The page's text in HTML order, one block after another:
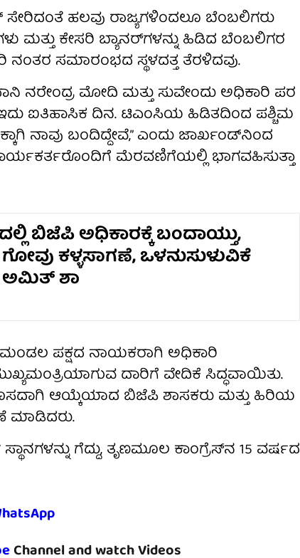
ಹಲವು ರಾಜ್ಯಗಳಿಂದಲೂ ಬೆಂಬಲಿಗರು
ಮತ್ತು ಕೇಸರಿ ಬ್ಯಾನರ್‌ಗಳನ್ನು ಹಿಡಿದ ಬೆಂಬಲಿಗರ
ನಂತರ ಸಮಾರಂಭದ ಸ್ಥಳದತ್ತ ತೆರಳಿದವು.
ನರೇಂದ್ರ ಮೋದಿ ಮತ್ತು ಸುವೇಂದು ಅಧಿಕಾರಿ ಪರ
ಐತಿಹಾಸಿಕ ದಿನ. ಟಿಎಂಸಿಯ ಹಿಡಿತದಿಂದ ಪಶ್ಚಿಮ
ನಾವು ಬಂದಿದ್ದೇವೆ,” ಎಂದು ಜಾರ್ಖಂಡ್‌ನಿಂದ
ಮೆರವಣಿಗೆಯಲ್ಲಿ ಭಾಗವಹಿಸುತ್ತಾ
ಬಿಜೆಪಿ ಅಧಿಕಾರಕ್ಕೆ ಬಂದಾಯ್ತು,
ಗೋವು ಕಳ್ಳಸಾಗಣೆ, ಒಳನುಸುಳುವಿಕೆ
ಅಮಿತ್ ಶಾ
ಪಕ್ಷದ ನಾಯಕರಾಗಿ ಅಧಿಕಾರಿ
ದಾರಿಗೆ ವೇದಿಕೆ ಸಿದ್ಧವಾಯಿತು.
ಆಯ್ಕೆಯಾದ ಬಿಜೆಪಿ ಶಾಸಕರು ಮತ್ತು ಹಿರಿಯ
ಮಾಡಿದರು.
ಗೆದ್ದು, ತೃಣಮೂಲ ಕಾಂಗ್ರೆಸ್‌ನ 15 ವರ್ಷದ
Channel and watch Videos